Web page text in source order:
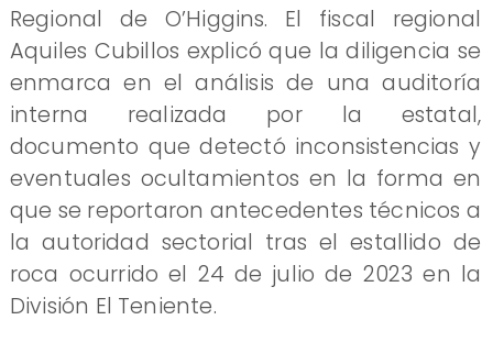
Regional de O’Higgins. El fiscal regional
Aquiles Cubillos explicó que la diligencia se
enmarca en el análisis de una auditoría
interna realizada por la estatal,
documento que detectó inconsistencias y
eventuales ocultamientos en la forma en
que se reportaron antecedentes técnicos a
la autoridad sectorial tras el estallido de
roca ocurrido el 24 de julio de 2023 en la
División El Teniente.